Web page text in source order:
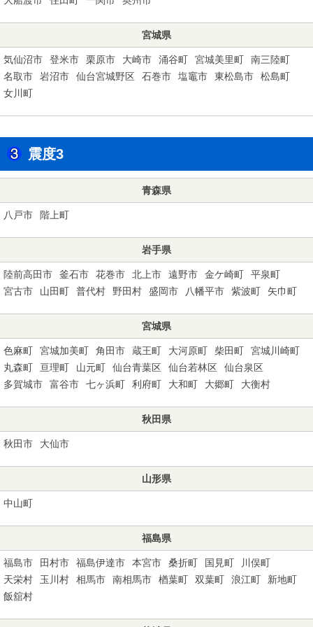
宮城県
気仙沼市 登米市 栗原市 大崎市 涌谷町 宮城美里町
南三陸町
名取市
岩沼市 仙台宮城野区 石巻市 塩竈市 東松島市
松島町
女川町
震度3
青森県
八戸市 階上町
岩手県
陸前高田市 釜石市 花巻市 北上市 遠野市 金ケ崎町
平泉町
宮古市
山田町 普代村 野田村 盛岡市 八幡平市 紫波町 矢巾町
宮城県
色麻町 宮城加美町 角田市 蔵王町 大河原町 柴田町
宮城川崎町
丸森町
亘理町 山元町 仙台青葉区 仙台若林区
仙台泉区
多賀城市
富谷市 七ヶ浜町 利府町 大和町 大郷町 大衡村
秋田県
秋田市 大仙市
山形県
中山町
福島県
福島市 田村市 福島伊達市 本宮市 桑折町 国見町
川俣町
天栄村
玉川村 相馬市 南相馬市 楢葉町 双葉町 浪江町
新地町
飯舘村